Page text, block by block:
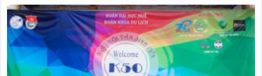
trình
Chào
đón
Tân
sinh
viên
2016
–
“Train
to
HAT